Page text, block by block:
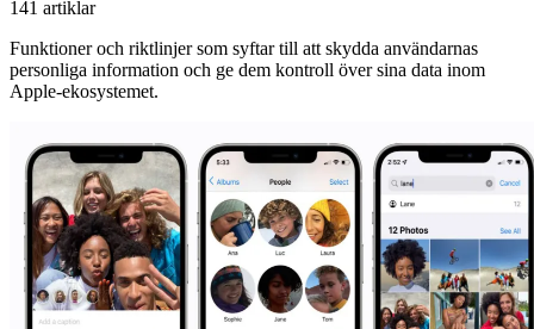
141 artiklar
Funktioner och riktlinjer som syftar till att skydda användarnas
personliga information och ge dem kontroll över sina data inom
Apple-ekosystemet.